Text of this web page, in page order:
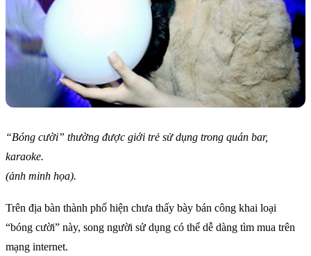
“Bóng cười” thường được giới trẻ sử dụng trong quán bar,
karaoke.
(ảnh minh họa).
Trên địa bàn thành phố hiện chưa thấy bày bán công khai loại
“bóng cười” này, song người sử dụng có thể dễ dàng tìm mua trên
mạng internet.